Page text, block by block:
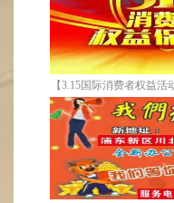
【3.15国际消费者权益
修省心又